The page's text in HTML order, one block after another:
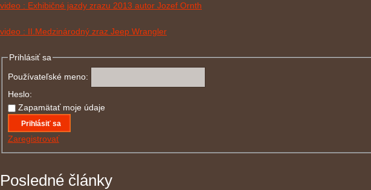
video : Exhibičné jazdy zrazu 2013 autor Jozef Ornth
video : II.Medzinárodný zraz Jeep Wrangler
Prihlásiť sa
Používateľské meno:
Heslo:
Zapamätať moje údaje
Prihlásiť sa
Zaregistrovať
Posledné články